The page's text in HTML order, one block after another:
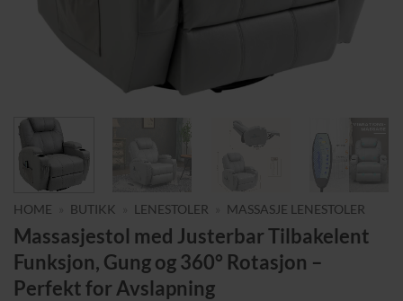
HOME BUTIKK LENESTOLER MASSASJE LENESTOLER
Massasjestol med Justerbar Tilbakelent
Funksjon, Gung og 360° Rotasjon –
Perfekt for Avslapning